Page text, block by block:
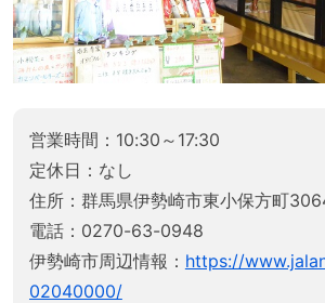
営業時間：10:30～17:30
定休日：なし
住所：群馬県伊勢崎市東小保方町
電話：0270-63-0948
伊勢崎市周辺情報： https://
02040000/